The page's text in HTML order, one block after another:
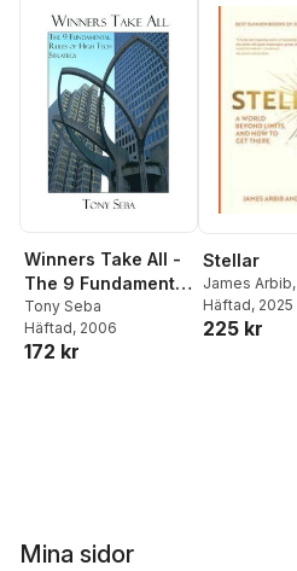
Winners Take All -
The 9 Fundamental
Rules of High Tech
Strategy
Tony Seba
Häftad, 2006
172 kr
Stellar
James Arbib,
Seba
Häftad, 2025
225 kr
Mina sidor